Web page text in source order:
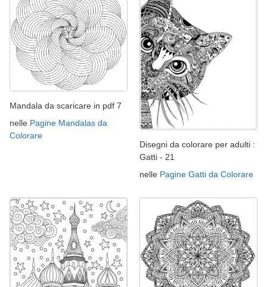
Mandala da scaricare in pdf 7
nelle Pagine Mandalas da
Colorare
Disegni da colorare per adulti :
Gatti - 21
nelle Pagine Gatti da Colorare